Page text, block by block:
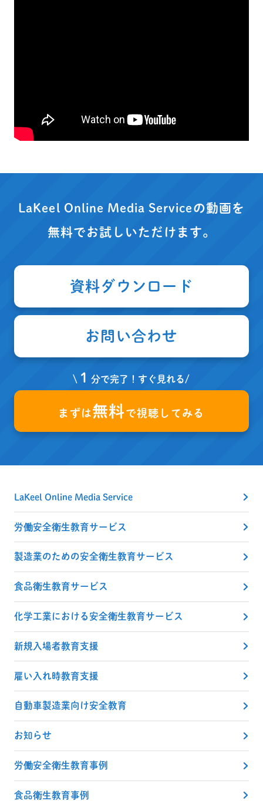
LaKeel Online Media Serviceの動画を
無料でお試しいただけます。
資料ダウンロード
お問い合わせ
\ １分で完了！すぐ見れる/
まずは無料 で視聴してみる
LaKeel Online Media Service
労働安全衛生教育サービス
製造業のための安全衛生教育サービス
食品衛生教育サービス
化学工業における安全衛生教育サービス
新規入場者教育支援
雇い入れ時教育支援
自動車製造業向け安全教育
お知らせ
労働安全衛生教育事例
食品衛生教育事例